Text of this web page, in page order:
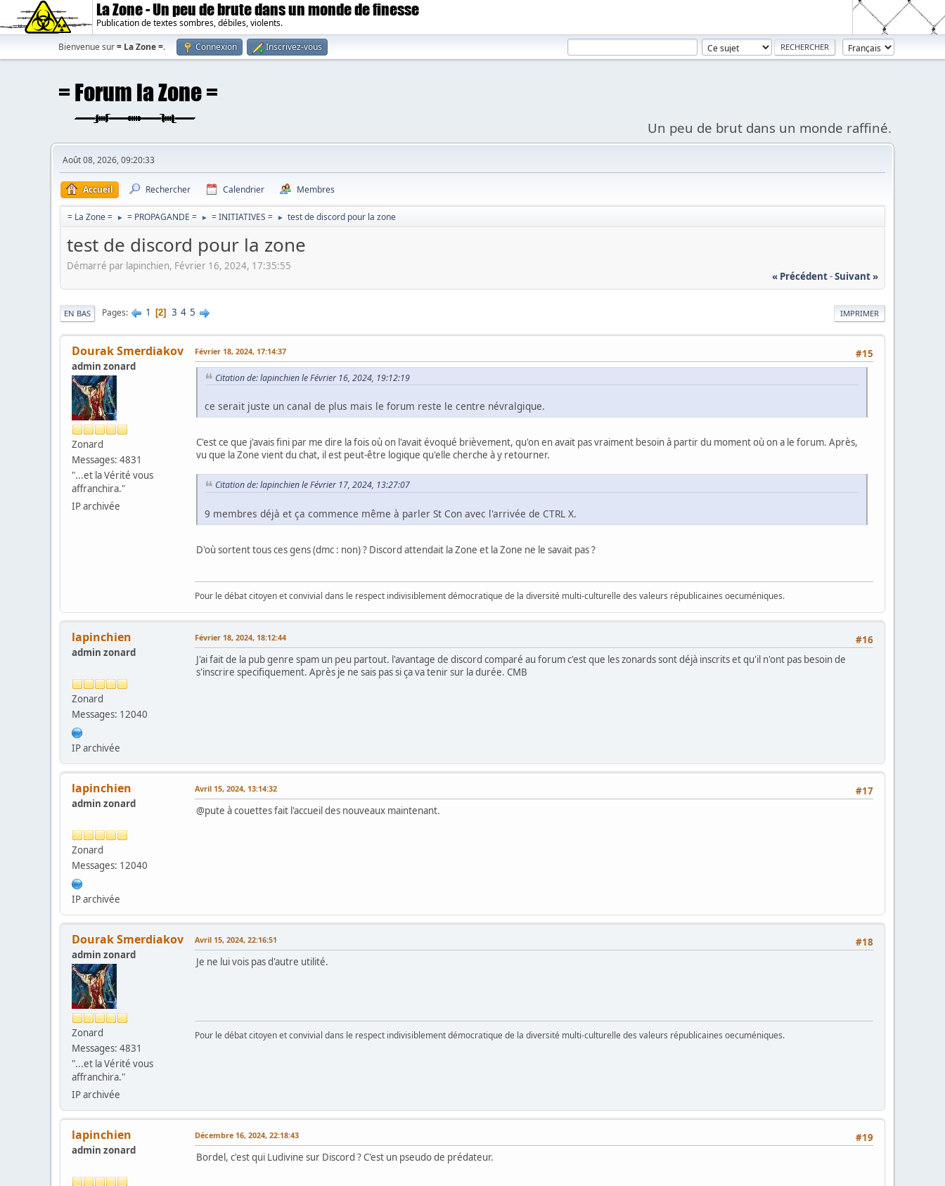
La Zone - Un peu de brute dans un monde de finesse
Publication de textes sombres, débiles, violents.
Bienvenue sur= La Zone =. Connexion Inscrivez-vous
Un peu de brut dans un monde raffiné.
Août 08, 2026, 09:20:33
Accueil Rechercher Calendrier Membres
= La Zone = ► = PROPAGANDE = ► = INITIATIVES = ► test de discord pour la zone
test de discord pour la zone
Démarré par lapinchien, Février 16, 2024, 17:35:55
« Précédent-Suivant »
IMPRIMER
EN BAS Pages 1 2 3 4 5
Dourak Smerdiakov
admin zonard
Zonard
Messages: 4831
"...et la Vérité vous
affranchira."
IP archivée
#15
Février 18, 2024, 17:14:37
Citation de: lapinchien le Février 16, 2024, 19:12:19
ce serait juste un canal de plus mais le forum reste le centre névralgique.
C'est ce que j'avais fini par me dire la fois où on l'avait évoqué brièvement, qu'on en avait pas vraiment besoin à partir du moment où on a le forum. Après,
vu que la Zone vient du chat, il est peut-être logique qu'elle cherche à y retourner.
Citation de: lapinchien le Février 17, 2024, 13:27:07
9 membres déjà et ça commence même à parler St Con avec l'arrivée de CTRL X.
D'où sortent tous ces gens (dmc : non) ? Discord attendait la Zone et la Zone ne le savait pas ?
Pour le débat citoyen et convivial dans le respect indivisiblement démocratique de la diversité multi-culturelle des valeurs républicaines oecuméniques.
lapinchien
admin zonard
Zonard
Messages: 12040
IP archivée
#16
Février 18, 2024, 18:12:44
J'ai fait de la pub genre spam un peu partout. l'avantage de discord comparé au forum c'est que les zonards sont déjà inscrits et qu'il n'ont pas besoin de
s'inscrire specifiquement. Après je ne sais pas si ça va tenir sur la durée. CMB
lapinchien
admin zonard
Zonard
Messages: 12040
IP archivée
#17
Avril 15, 2024, 13:14:32
@pute à couettes fait l'accueil des nouveaux maintenant.
Dourak Smerdiakov
admin zonard
Zonard
Messages: 4831
"...et la Vérité vous
affranchira."
IP archivée
#18
Avril 15, 2024, 22:16:51
Je ne lui vois pas d'autre utilité.
Pour le débat citoyen et convivial dans le respect indivisiblement démocratique de la diversité multi-culturelle des valeurs républicaines oecuméniques.
lapinchien
admin zonard
#19
Décembre 16, 2024, 22:18:43
Bordel, c'est qui Ludivine sur Discord ? C'est un pseudo de prédateur.